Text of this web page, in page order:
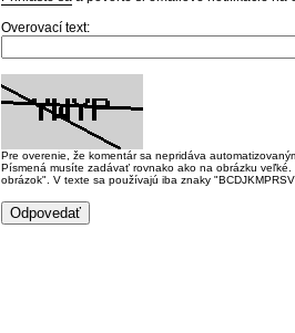
Overovací text:
Pre overenie, že komentár sa nepridáva
Písmená musíte zadávať rovnako ako na obrázku
obrázok". V texte sa používajú iba znaky